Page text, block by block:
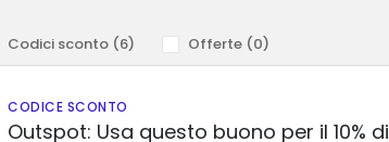
Codici sconto (6) Offerte (0)
CODICE SCONTO
Outspot: Usa questo buono per il 10% di